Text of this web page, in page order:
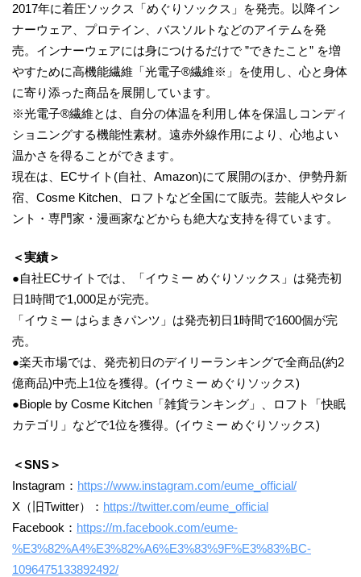
2017年に着圧ソックス「めぐりソックス」を発売。以降イン
ナーウェア、プロテイン、バスソルトなどのアイテムを発
売。インナーウェアには身につけるだけで ”できたこと” を増
やすために高機能繊維「光電子®︎繊維※」を使用し、心と身体
に寄り添った商品を展開しています。
※光電子®︎繊維とは、自分の体温を利用し体を保温しコンディ
ショニングする機能性素材。遠赤外線作用により、心地よい
温かさを得ることができます。
現在は、ECサイト(自社、Amazon)にて展開のほか、伊勢丹新
宿、Cosme Kitchen、ロフトなど全国にて販売。芸能人やタレ
ント・専門家・漫画家などからも絶大な支持を得ています。
＜実績＞
●自社ECサイトでは、「イウミー めぐりソックス」は発売初
日1時間で1,000足が完売。
「イウミー はらまきパンツ」は発売初日1時間で1600個が完
売。
●楽天市場では、発売初日のデイリーランキングで全商品(約2
億商品)中売上1位を獲得。(イウミー めぐりソックス)
●Biople by Cosme Kitchen「雑貨ランキング」、ロフト「快眠
カテゴリ」などで1位を獲得。(イウミー めぐりソックス)
＜SNS＞
Instagram： https://www.instagram.com/eume_official/
X（旧Twitter）： https://twitter.com/eume_official
Facebook： https://m.facebook.com/eume-
%E3%82%A4%E3%82%A6%E3%83%9F%E3%83%BC-
1096475133892492/